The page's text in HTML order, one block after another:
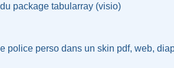
package tabularray (visio)
police perso dans un skin pdf, web,